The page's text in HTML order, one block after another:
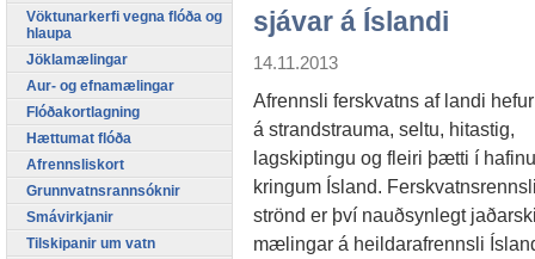
sjávar á Íslandi
14.11.2013
Afrennsli ferskvatns af landi
á strandstrauma, seltu, hitastig,
lagskiptingu og fleiri þætti í
kringum Ísland.
strönd er því nauðsynlegt
mælingar á heildarafrennsli
Vöktunarkerfi vegna flóða og
hlaupa
Jöklamælingar
Aur- og efnamælingar
Flóðakortlagning
Hættumat flóða
Afrennsliskort
Grunnvatnsrannsóknir
Smávirkjanir
Tilskipanir um vatn